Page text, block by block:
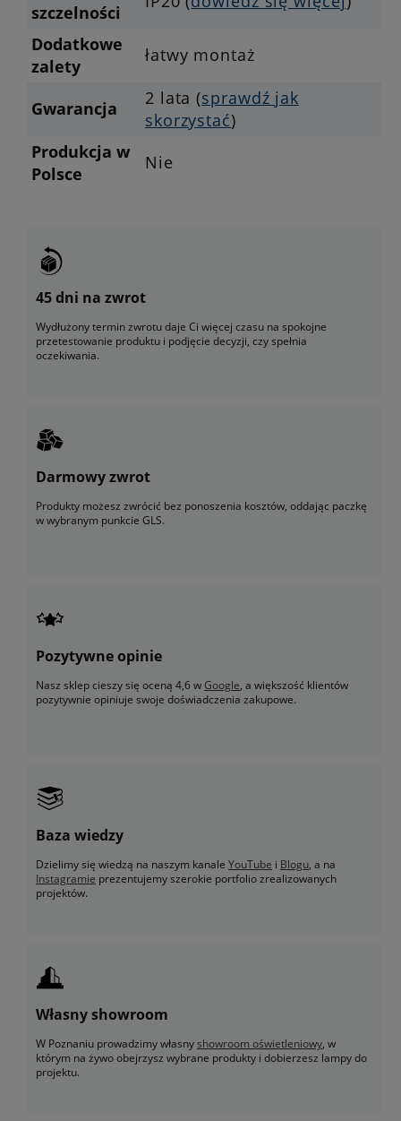
szczelności
Dodatkowe
zalety
łatwy montaż
Gwarancja 2 lata (sprawdź jak
skorzystać)
Produkcja w
Polsce
Nie
45 dni na zwrot
Wydłużony termin zwrotu daje Ci więcej czasu na spokojne
przetestowanie produktu i podjęcie decyzji, czy spełnia
oczekiwania.
Darmowy zwrot
Produkty możesz zwrócić bez ponoszenia kosztów, oddając paczkę
w wybranym punkcie GLS.
Pozytywne opinie
Nasz sklep cieszy się oceną 4,6 wGoogle, a większość klientów
pozytywnie opiniuje swoje doświadczenia zakupowe.
Baza wiedzy
Dzielimy się wiedzą na naszym kanale YouTube i Blogu, a na
Instagramie prezentujemy szerokie portfolio zrealizowanych
projektów.
Własny showroom
W Poznaniu prowadzimy własnyshowroom oświetleniowy, w
którym na żywo obejrzysz wybrane produkty i dobierzesz lampy do
projektu.